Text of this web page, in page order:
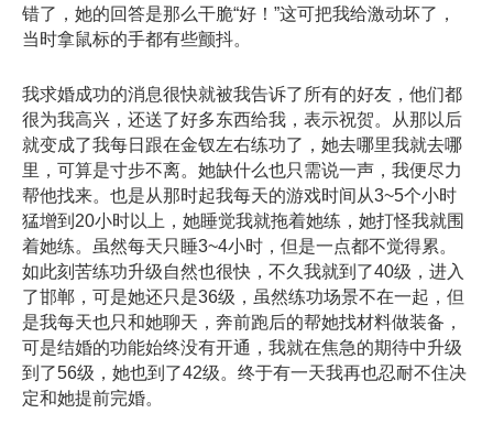
错了，她的回答是那么干脆“好！”这可把我给激动坏了，
当时拿鼠标的手都有些颤抖。
我求婚成功的消息很快就被我告诉了所有的好友，他们都
很为我高兴，还送了好多东西给我，表示祝贺。从那以后
就变成了我每日跟在金钗左右练功了，她去哪里我就去哪
里，可算是寸步不离。她缺什么也只需说一声，我便尽力
帮他找来。也是从那时起我每天的游戏时间从3~5个小时
猛增到20小时以上，她睡觉我就拖着她练，她打怪我就围
着她练。虽然每天只睡3~4小时，但是一点都不觉得累。
如此刻苦练功升级自然也很快，不久我就到了40级，进入
了邯郸，可是她还只是36级，虽然练功场景不在一起，但
是我每天也只和她聊天，奔前跑后的帮她找材料做装备，
可是结婚的功能始终没有开通，我就在焦急的期待中升级
到了56级，她也到了42级。终于有一天我再也忍耐不住决
定和她提前完婚。